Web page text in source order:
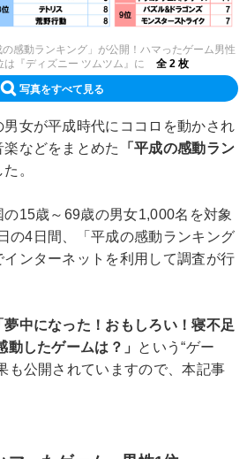
感動ランキング」が公開！ハマったゲーム男性
『ディズニー ツムツム』に
全 2 枚
写真をすべて見る
女が平成時代にココロを動かされ
などをまとめた
「平成の感動ラン
。
15歳～69歳の男女1,000名を対象
の4日間、「平成の感動ランキング
ンターネットを利用して調査が行
夢中になった！おもしろい！寝不足
したゲームは？」 という“ゲー
も公開されていますので、本記事